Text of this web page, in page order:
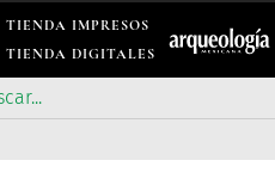
TIENDA IMPRESOS
TIENDA DIGITALES